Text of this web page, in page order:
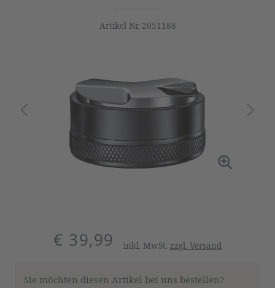
Artikel Nr. 2051188
€ 39,99 inkl. MwSt. zzgl. Versand
Sie möchten diesen Artikel bei uns bestellen?